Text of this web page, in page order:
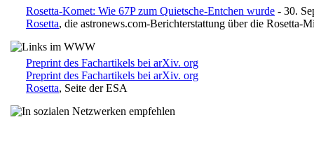
Rosetta-Komet: Wie 67P zum Quietsche-Entchen wurde - 30.
Rosetta, die astronews.com-Berichterstattung über die Rosetta-
Preprint des Fachartikels bei arXiv. org
Preprint des Fachartikels bei arXiv. org
Rosetta, Seite der ESA